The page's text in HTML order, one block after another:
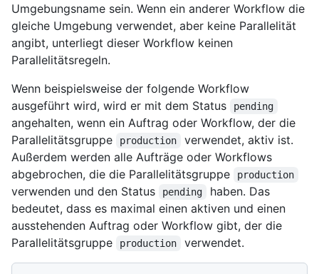
Umgebungsname sein. Wenn ein anderer Workflow die
gleiche Umgebung verwendet, aber keine Parallelität
angibt, unterliegt dieser Workflow keinen
Parallelitätsregeln.
Wenn beispielsweise der folgende Workflow
ausgeführt wird, wird er mit dem Status
pending
angehalten, wenn ein Auftrag oder Workflow, der die
Parallelitätsgruppe
production
verwendet, aktiv ist.
Außerdem werden alle Aufträge oder Workflows
abgebrochen, die die Parallelitätsgruppe
production
verwenden und den Status pending
haben. Das
bedeutet, dass es maximal einen aktiven und einen
ausstehenden Auftrag oder Workflow gibt, der die
Parallelitätsgruppe
production verwendet.